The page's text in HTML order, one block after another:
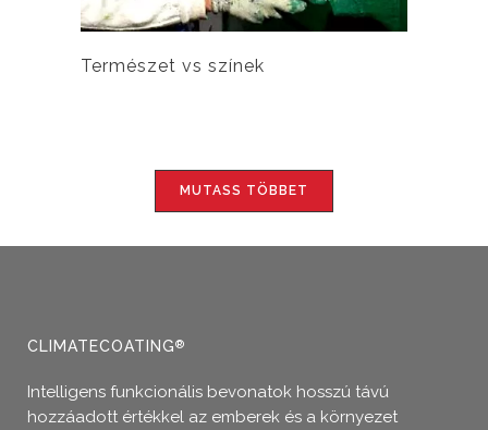
Természet vs színek
MUTASS TÖBBET
CLIMATECOATING®
Intelligens funkcionális bevonatok hosszú távú
hozzáadott értékkel az emberek és a környezet